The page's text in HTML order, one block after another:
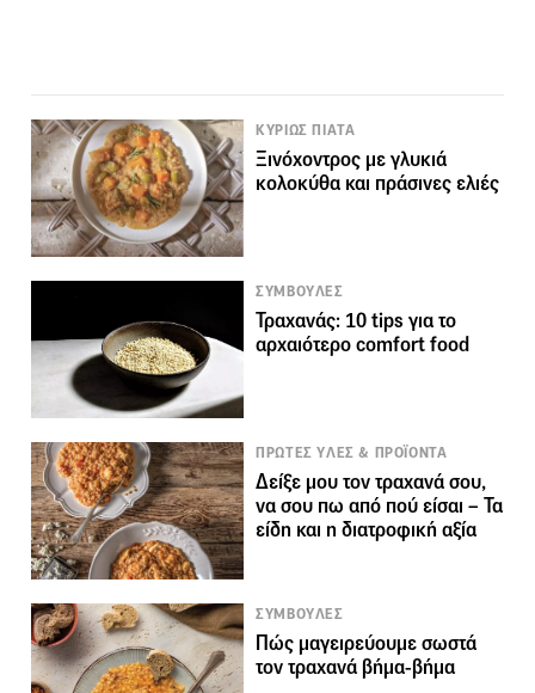
ΚΥΡΙΩΣ ΠΙΑΤΑ
Ξινόχοντρος με γλυκιά
κολοκύθα και πράσινες ελιές
ΣΥΜΒΟΥΛΕΣ
Τραχανάς: 10 tips για το
αρχαιότερο comfort food
ΠΡΩΤΕΣ ΥΛΕΣ & ΠΡΟΪΟΝΤΑ
Δείξε μου τον τραχανά σου,
να σου πω από πού είσαι – Τα
είδη και η διατροφική αξία
ΣΥΜΒΟΥΛΕΣ
Πώς μαγειρεύουμε σωστά
τον τραχανά βήμα-βήμα